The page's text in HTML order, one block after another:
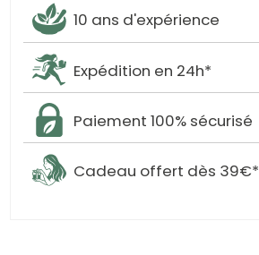
10 ans d'expérience
Expédition en 24h*
Paiement 100% sécurisé
Cadeau offert dès 39€*